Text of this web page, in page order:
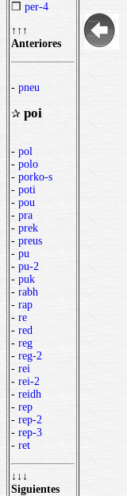
❒ per-4
↑↑↑
Anteriores
- pneu
✰ poi
- pol
- polo
- porko-s
- poti
- pou
- pra
- prek
- preus
- pu
- pu-2
- puk
- rabh
- rap
- re
- red
- reg
- reg-2
- rei
- rei-2
- reidh
- rep
- rep-2
- rep-3
- ret
↓↓↓
Siguientes